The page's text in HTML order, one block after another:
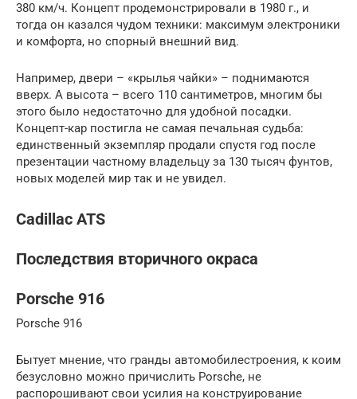
380 км/ч. Концепт продемонстрировали в 1980 г., и
тогда он казался чудом техники: максимум электроники
и комфорта, но спорный внешний вид.
Например, двери – «крылья чайки» – поднимаются
вверх. А высота – всего 110 сантиметров, многим бы
этого было недостаточно для удобной посадки.
Концепт-кар постигла не самая печальная судьба:
единственный экземпляр продали спустя год после
презентации частному владельцу за 130 тысяч фунтов,
новых моделей мир так и не увидел.
Cadillac ATS
Последствия вторичного окраса
Porsche 916
Porsche 916
Бытует мнение, что гранды автомобилестроения, к коим
безусловно можно причислить Porsche, не
распорошивают свои усилия на конструирование